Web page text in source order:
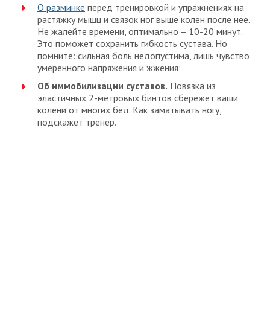
О разминке перед тренировкой и упражнениях на
растяжку мышц и связок ног выше колен после нее.
Не жалейте времени, оптимально – 10-20 минут.
Это поможет сохранить гибкость сустава. Но
помните: сильная боль недопустима, лишь чувство
умеренного напряжения и жжения;
Об иммобилизации суставов. Повязка из
эластичных 2-метровых бинтов сбережет ваши
колени от многих бед. Как заматывать ногу,
подскажет тренер.